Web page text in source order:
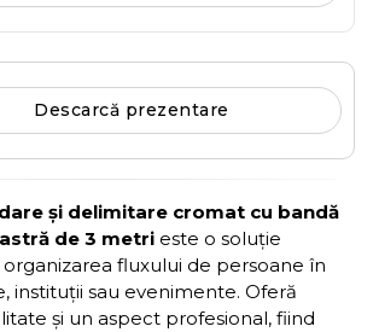
Descarcă prezentare
și delimitare cromat cu bandă
de 3 metri este o soluție
fluxului de persoane în
instituții sau evenimente. Oferă
și un aspect profesional, fiind